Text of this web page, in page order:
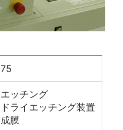
75
エッチング
ドライエッチング装置
成膜